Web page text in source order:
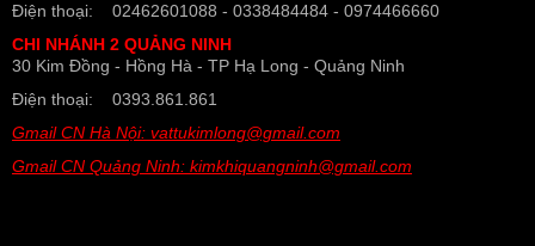
Điện thoại: 02462601088 - 0338484484 - 0974466660
CHI NHÁNH 2 QUẢNG NINH
30 Kim Đồng - Hồng Hà - TP Hạ Long - Quảng Ninh
Điện thoại: 0393.861.861
Gmail CN Hà Nội: vattukimlong@gmail.com
Gmail CN Quảng Ninh: kimkhiquangninh@gmail.com